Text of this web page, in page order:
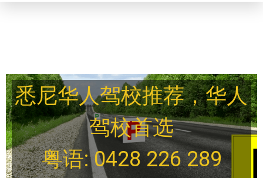
悉尼华人驾校推荐，华人
驾校首选
粤语: 0428 226 289